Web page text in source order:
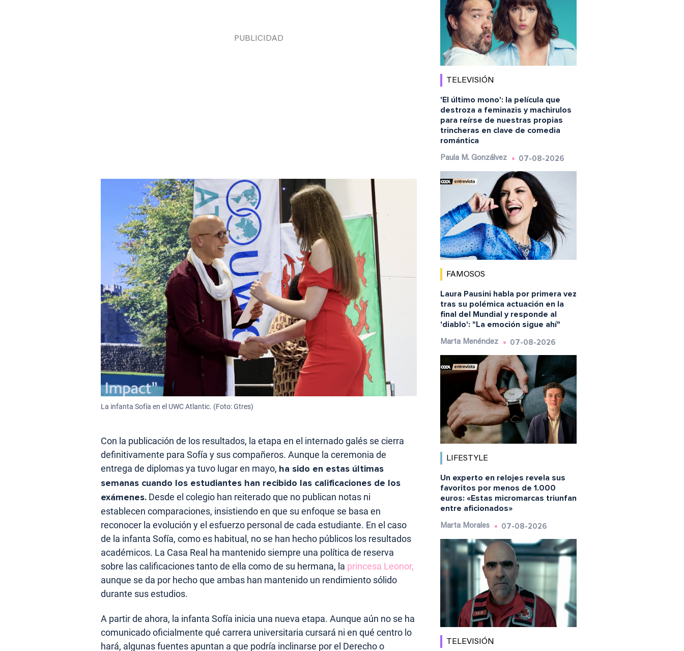
La infanta Sofía en el UWC Atlantic. (Foto: Gtres)
Con la publicación de los resultados, la etapa en el internado galés se cierra
definitivamente para Sofía y sus compañeros. Aunque la ceremonia de
entrega de diplomas ya tuvo lugar en mayo, ha sido en estas últimas
semanas cuando los estudiantes han recibido las calificaciones de los
exámenes. Desde el colegio han reiterado que no publican notas ni
establecen comparaciones, insistiendo en que su enfoque se basa en
reconocer la evolución y el esfuerzo personal de cada estudiante. En el caso
de la infanta Sofía, como es habitual, no se han hecho públicos los resultados
académicos. La Casa Real ha mantenido siempre una política de reserva
sobre las calificaciones tanto de ella como de su hermana, la princesa Leonor,
aunque se da por hecho que ambas han mantenido un rendimiento sólido
durante sus estudios.
A partir de ahora, la infanta Sofía inicia una nueva etapa. Aunque aún no se ha
comunicado oficialmente qué carrera universitaria cursará ni en qué centro lo
hará, algunas fuentes apuntan a que podría inclinarse por el Derecho o
TELEVISIÓN
'El último mono': la película que
destroza a feminazis y machirulos
para reírse de nuestras propias
trincheras en clave de comedia
romántica
Paula M. Gonzálvez 07-08-2026
FAMOSOS
Laura Pausini habla por primera vez
tras su polémica actuación en la
final del Mundial y responde al
'diablo': "La emoción sigue ahí"
Marta Menéndez 07-08-2026
LIFESTYLE
Un experto en relojes revela sus
favoritos por menos de 1.000
euros: «Estas micromarcas triunfan
entre aficionados»
Marta Morales 07-08-2026
TELEVISIÓN